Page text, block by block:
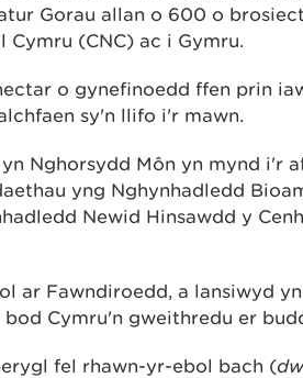
Gorau allan o 600 o
(CNC) ac i Gymru.
o gynefinoedd ffen prin
sy'n llifo i'r mawn.
Nghorsydd Môn yn mynd i'r
yng Nghynhadledd
Newid Hinsawdd y
ar Fawndiroedd, a lansiwyd
Cymru'n gweithredu er
fel rhawn-yr-ebol bach (